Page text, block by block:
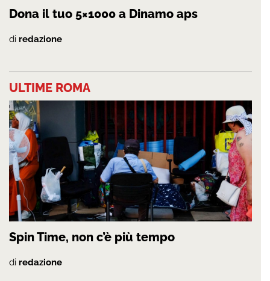
Dona il tuo 5×1000 a Dinamo aps
di redazione
ULTIME ROMA
Spin Time, non c’è più tempo
di redazione